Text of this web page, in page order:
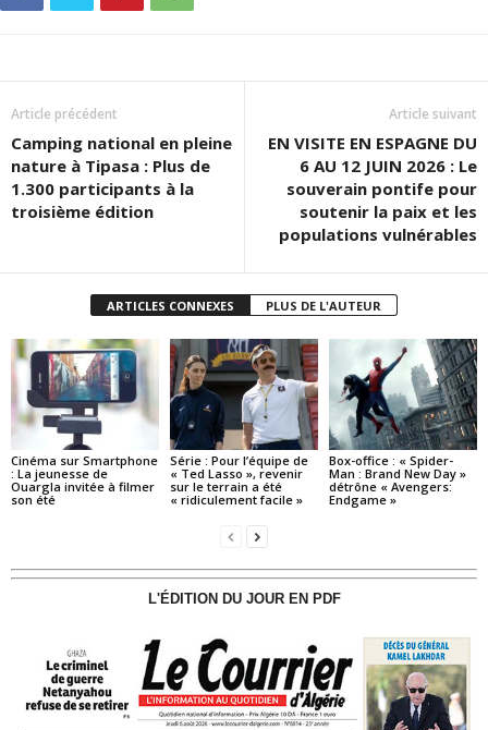
Article précédent
Camping national en pleine
nature à Tipasa : Plus de
1.300 participants à la
troisième édition
Article suivant
EN VISITE EN ESPAGNE DU
6 AU 12 JUIN 2026 : Le
souverain pontife pour
soutenir la paix et les
populations vulnérables
ARTICLES CONNEXES PLUS DE L'AUTEUR
Cinéma sur Smartphone
: La jeunesse de
Ouargla invitée à filmer
son été
Série : Pour l’équipe de
« Ted Lasso », revenir
sur le terrain a été
« ridiculement facile »
Box-office : « Spider-
Man : Brand New Day »
détrône « Avengers:
Endgame »
L'ÉDITION DU JOUR EN PDF